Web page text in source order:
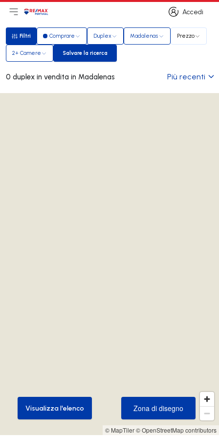
Accedi
Accedi
Apri il menu principale
LogoVai alla homepage
Filtri
Filtri Comprare Duplex Madalenas Prezzo
2+ Camere Salvare la ricerca
Salvare la ricerca
0 duplex in vendita in Madalenas Più recenti
© MapTiler© OpenStreetMap contributors
Zona di disegno
Zona di disegno
Visualizza l'elenco
Visualizza l'elenco